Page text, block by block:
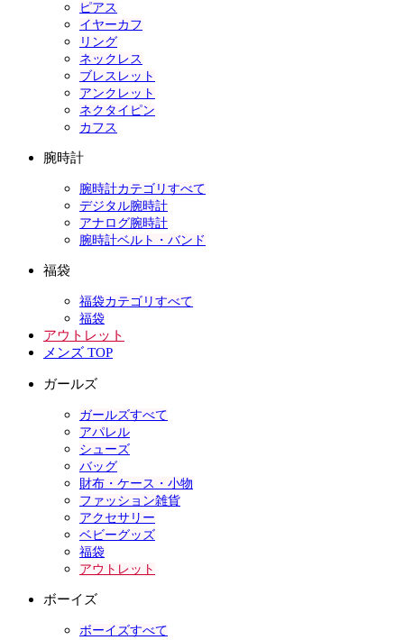
ピアス
イヤーカフ
リング
ネックレス
ブレスレット
アンクレット
ネクタイピン
カフス
腕時計
腕時計カテゴリすべて
デジタル腕時計
アナログ腕時計
腕時計ベルト・バンド
福袋
福袋カテゴリすべて
福袋
アウトレット
メンズ TOP
ガールズ
ガールズすべて
アパレル
シューズ
バッグ
財布・ケース・小物
ファッション雑貨
アクセサリー
ベビーグッズ
福袋
アウトレット
ボーイズ
ボーイズすべて